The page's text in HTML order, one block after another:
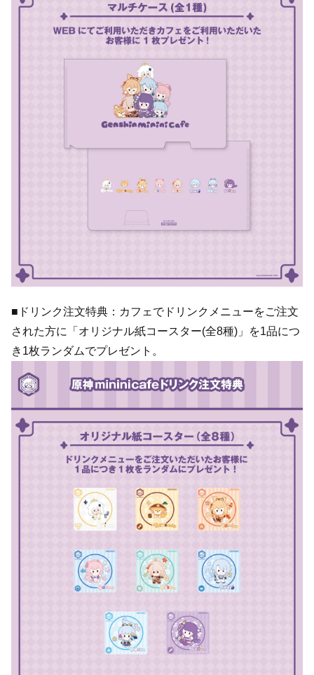
■ドリンク注文特典：カフェでドリンクメニューをご注文
された方に「オリジナル紙コースター(全8種)」を1品につ
き1枚ランダムでプレゼント。